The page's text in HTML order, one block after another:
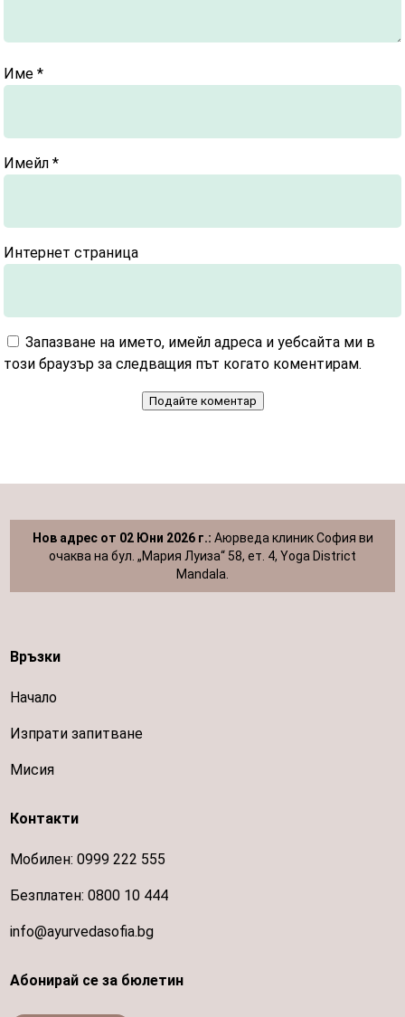
Име*
Имейл*
Интернет страница
Запазване на името, имейл адреса и уебсайта ми в
този браузър за следващия път когато коментирам.
Подайте коментар
Нов адрес от 02 Юни 2026 г.: Аюрведа клиник София ви
очаква на бул. „Мария Луиза“ 58, ет. 4, Yoga District
Mandala.
Връзки
Начало
Изпрати запитване
Мисия
Контакти
Мобилен:0999 222 555
Безплатен:0800 10 444
info@ayurvedasofia.bg
Абонирай се за бюлетин